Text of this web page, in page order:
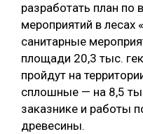
разработать план
мероприятий в лесах
санитарные
площади 20,3 тыс.
пройдут на
сплошные — на 8,5
заказнике и работы
древесины.